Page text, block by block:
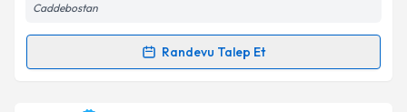
Caddebostan
Randevu Talep Et
Randevu Takvimi Talebi